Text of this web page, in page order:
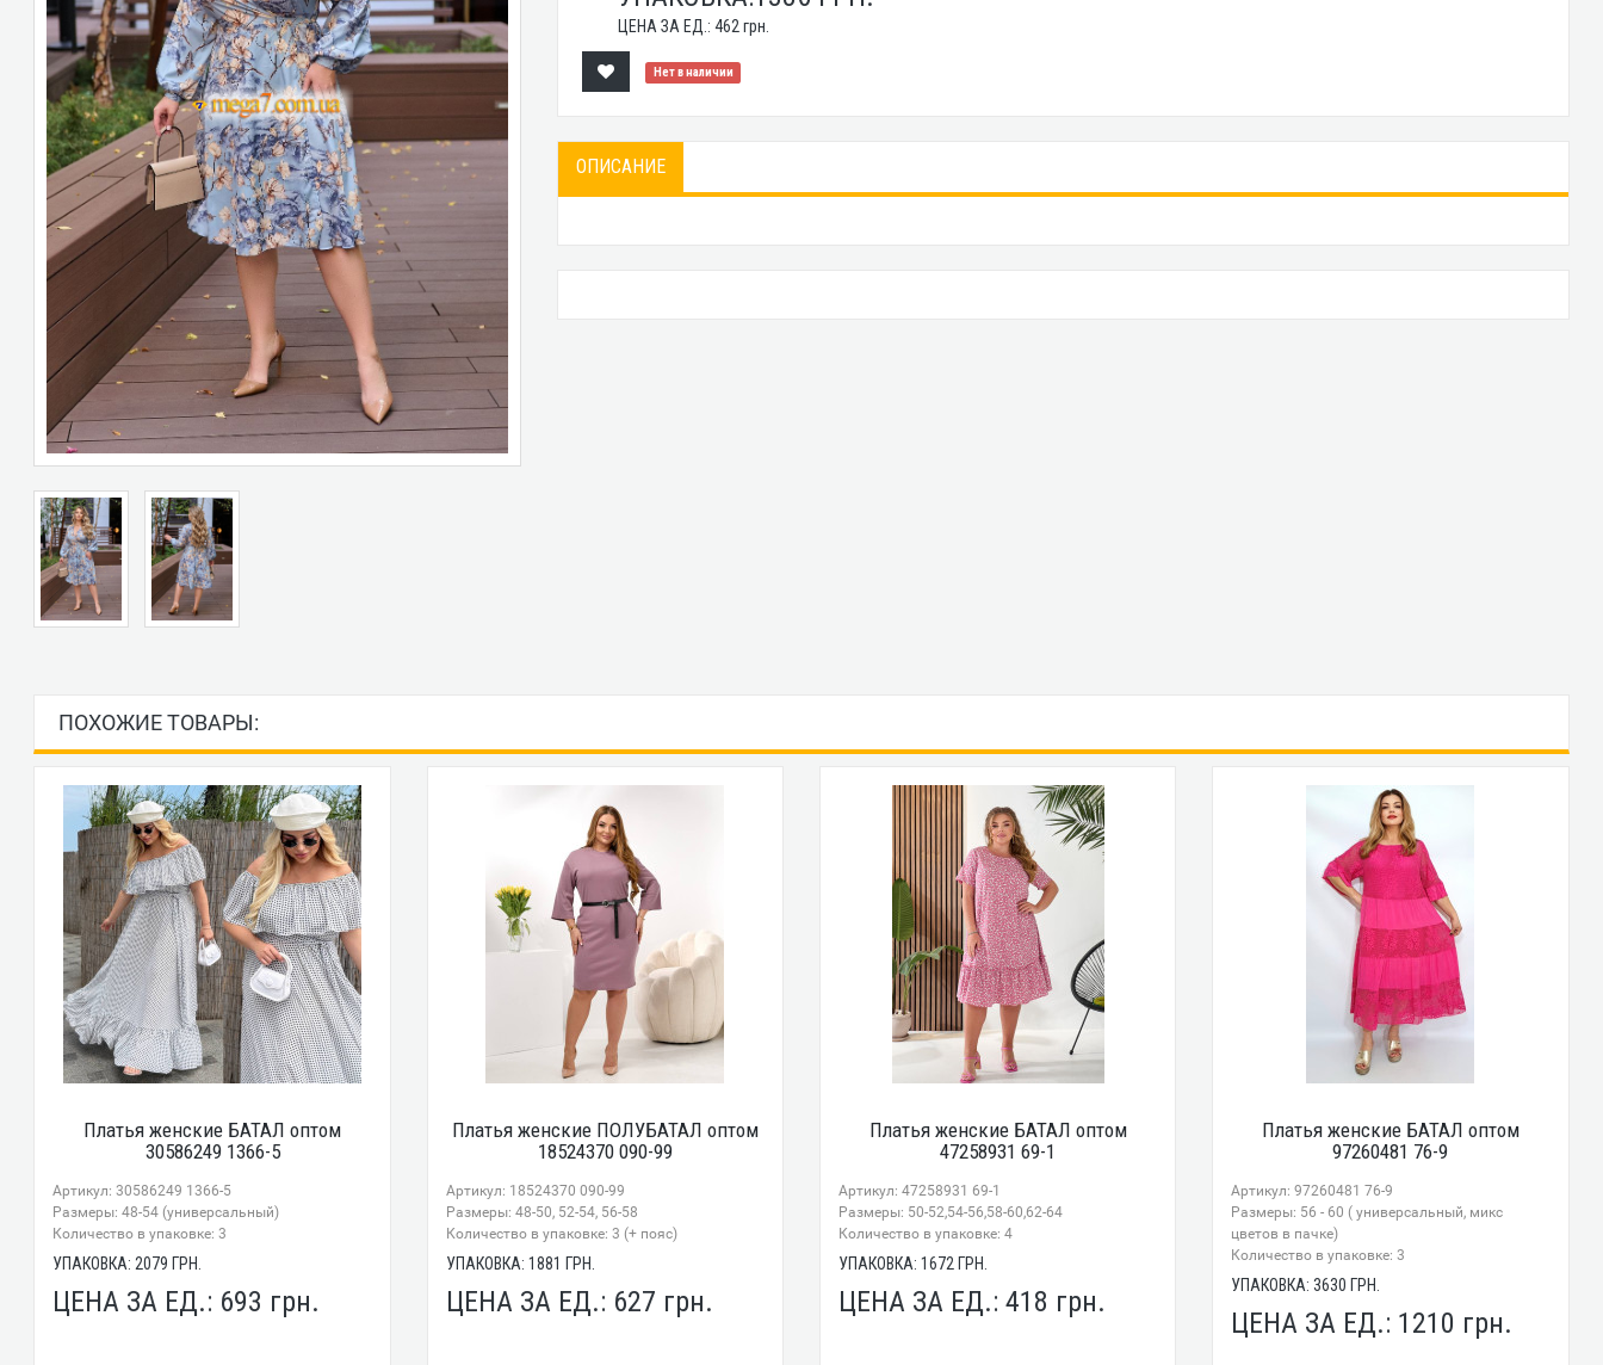
ЦЕНА ЗА ЕД.:462 грн.
Нет в наличии
ОПИСАНИЕ
ПОХОЖИЕ ТОВАРЫ:
Платья женские БАТАЛ оптом
30586249 1366-5
Артикул: 30586249 1366-5
Размеры: 48-54 (универсальный)
Количество в упаковке: 3
УПАКОВКА: 2079ГРН.
ЦЕНА ЗА ЕД.: 693 грн.
Платья женские ПОЛУБАТАЛ оптом
18524370 090-99
Артикул: 18524370 090-99
Размеры: 48-50, 52-54, 56-58
Количество в упаковке: 3 (+ пояс)
УПАКОВКА: 1881 ГРН.
ЦЕНА ЗА ЕД.: 627 грн.
Платья женские БАТАЛ оптом
47258931 69-1
Артикул: 47258931 69-1
Размеры: 50-52,54-56,58-60,62-64
Количество в упаковке: 4
УПАКОВКА: 1672 ГРН.
ЦЕНА ЗА ЕД.: 418 грн.
Платья женские БАТАЛ оптом
97260481 76-9
Артикул: 97260481 76-9
Размеры: 56 - 60 ( универсальный, микс
цветов в пачке)
Количество в упаковке: 3
УПАКОВКА:3630ГРН.
ЦЕНА ЗА ЕД.: 1210 грн.